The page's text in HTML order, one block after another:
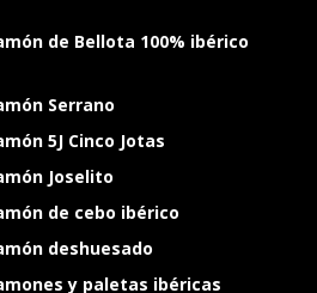
de Bellota 100% ibérico
Serrano
5J Cinco Jotas
Joselito
de cebo ibérico
deshuesado
y paletas ibéricas